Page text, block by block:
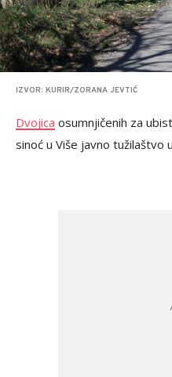
IZVOR: KURIR/ZORANA JEVTIĆ
Dvojica osumnjičenih za
sinoć u Više javno tužilaštvo